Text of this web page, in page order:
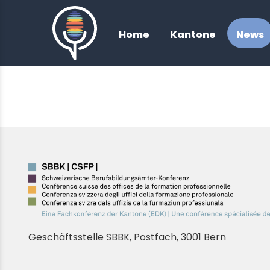
/
Home
Kantone News
Geschäftsstelle SBBK, Postfach, 3001 Bern